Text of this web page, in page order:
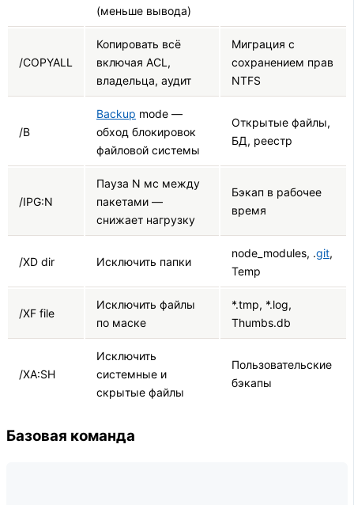
(меньше вывода)
/COPYALL
Копировать всё
включая ACL,
владельца, аудит
Миграция с
сохранением прав
NTFS
/B
Backup mode —
обход блокировок
файловой системы
Открытые файлы,
БД, реестр
/IPG:N
Пауза N мс между
пакетами —
снижает нагрузку
Бэкап в рабочее
время
/XD dir Исключить папки
node_modules, .git,
Temp
/XF file
Исключить файлы
по маске
*.tmp, *.log,
Thumbs.db
/XA:SH
Исключить
системные и
скрытые файлы
Пользовательские
бэкапы
Базовая команда